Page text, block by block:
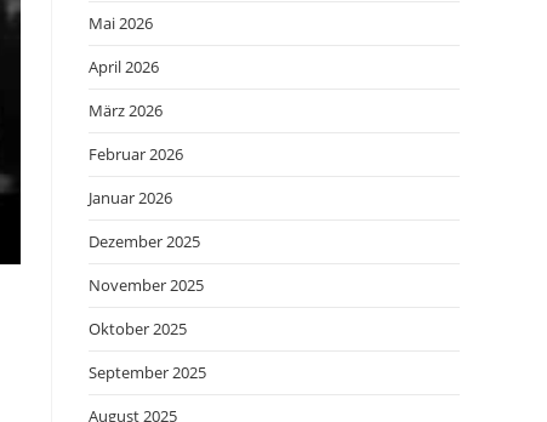
Mai 2026
April 2026
März 2026
Februar 2026
Januar 2026
Dezember 2025
November 2025
Oktober 2025
September 2025
August 2025